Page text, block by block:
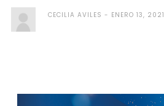
CECILIA AVILES ENERO 13, 2021